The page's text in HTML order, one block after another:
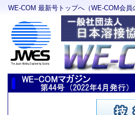
WE-COM 最新号トップへ（WE-COM会員